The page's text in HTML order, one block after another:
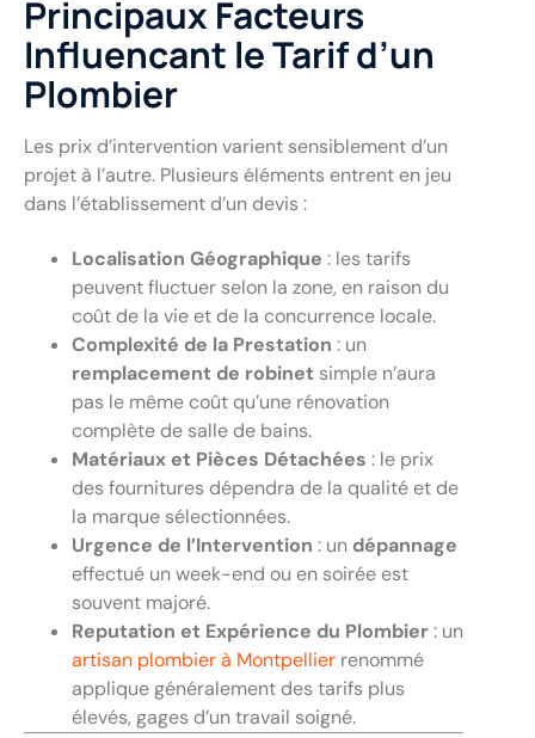
Principaux Facteurs
Influencant le Tarif d’un
Plombier
Les prix d’intervention varient sensiblement d’un
projet à l’autre. Plusieurs éléments entrent en jeu
dans l’établissement d’un devis :
Localisation Géographique : les tarifs
peuvent fluctuer selon la zone, en raison du
coût de la vie et de la concurrence locale.
Complexité de la Prestation : un
remplacement de robinet simple n’aura
pas le même coût qu’une rénovation
complète de salle de bains.
Matériaux et Pièces Détachées : le prix
des fournitures dépendra de la qualité et de
la marque sélectionnées.
Urgence de l’Intervention : un dépannage
effectué un week-end ou en soirée est
souvent majoré.
Reputation et Expérience du Plombier: un
artisan plombier à Montpellier renommé
applique généralement des tarifs plus
élevés, gages d’un travail soigné.